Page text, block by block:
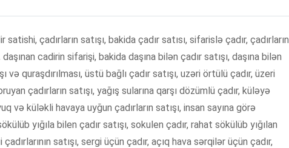
satishi, çadırların satışı, bakida çadır satısı, sifarislə çadır, çadırların
cadirin sifarişi, bakida daşına bilən çadır satışı, daşına bilən
və quraşdırılması, üstü bağlı çadır satışı, uzəri örtülü çadır, üzeri
çadırların satışı, yağış sularına qarşı dözümlü çadır, küləyə
və küləkli havaya uyğun çadırların satışı, insan sayına görə
yığıla bilen çadır satışı, sokulen çadır, rahat sökülüb yığılan
satışı, sergi üçün çadır, açıq hava sərqilər üçün çadır,